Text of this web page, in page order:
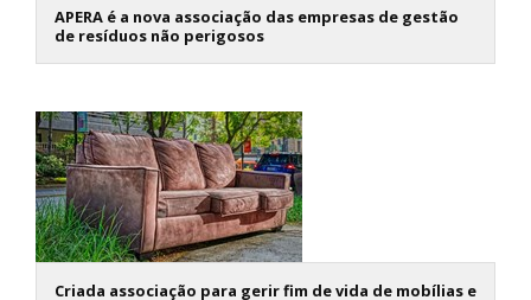
APERA é a nova associação das empresas de gestão
de resíduos não perigosos
Criada associação para gerir fim de vida de mobílias e